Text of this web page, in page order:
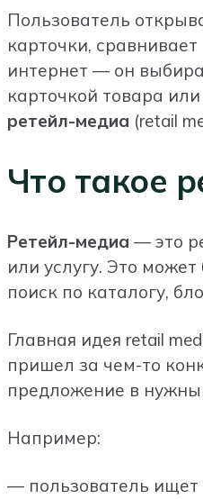
Пользователь
карточки,
интернет — он
карточкой товара
ретейл-медиа (retail
Что такое
Ретейл-медиа — это
или услугу. Это
поиск по каталогу,
Главная идея retail
пришел за чем-то
предложение в
Например:
— пользователь